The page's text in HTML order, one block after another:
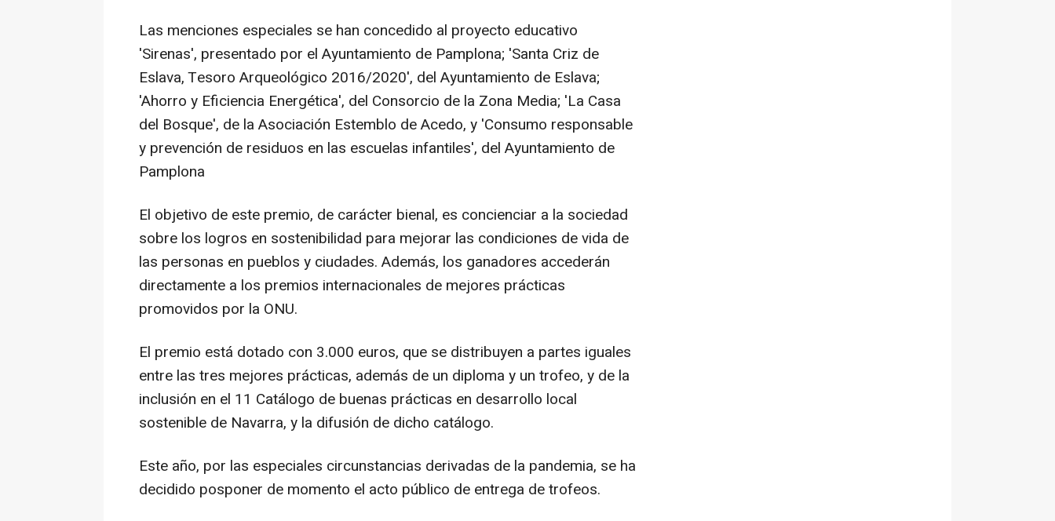
Las menciones especiales se han concedido al proyecto educativo
'Sirenas', presentado por el Ayuntamiento de Pamplona; 'Santa Criz de
Eslava, Tesoro Arqueológico 2016/2020', del Ayuntamiento de Eslava;
'Ahorro y Eficiencia Energética', del Consorcio de la Zona Media; 'La Casa
del Bosque', de la Asociación Estemblo de Acedo, y 'Consumo responsable
y prevención de residuos en las escuelas infantiles', del Ayuntamiento de
Pamplona
El objetivo de este premio, de carácter bienal, es concienciar a la sociedad
sobre los logros en sostenibilidad para mejorar las condiciones de vida de
las personas en pueblos y ciudades. Además, los ganadores accederán
directamente a los premios internacionales de mejores prácticas
promovidos por la ONU.
El premio está dotado con 3.000 euros, que se distribuyen a partes iguales
entre las tres mejores prácticas, además de un diploma y un trofeo, y de la
inclusión en el 11 Catálogo de buenas prácticas en desarrollo local
sostenible de Navarra, y la difusión de dicho catálogo.
Este año, por las especiales circunstancias derivadas de la pandemia, se ha
decidido posponer de momento el acto público de entrega de trofeos.